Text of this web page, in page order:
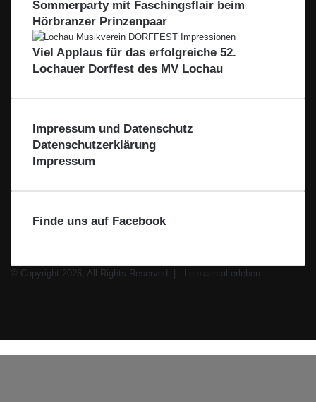
e
g
i
o
n
h
t
a
l
c
k
Sommerparty mit Faschingsflair beim
Hörbranzer Prinzenpaar
Viel Applaus für das erfolgreiche 52.
Lochauer Dorffest des MV Lochau
Impressum und Datenschutz
Datenschutzerklärung
Impressum
Finde uns auf Facebook
© Copyright 2026, All Rights Reserved |
Leiblachtal erleben